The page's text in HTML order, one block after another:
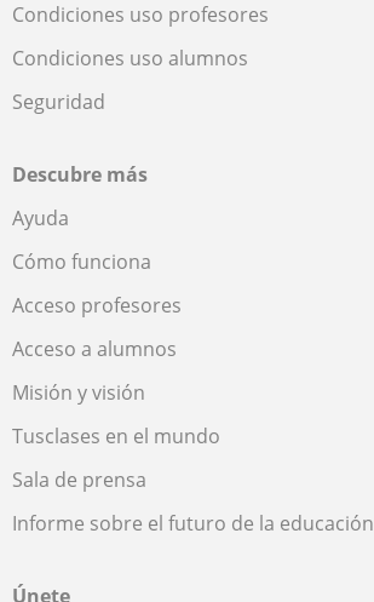
Condiciones uso profesores
Condiciones uso alumnos
Seguridad
Descubre más
Ayuda
Cómo funciona
Acceso profesores
Acceso a alumnos
Misión y visión
Tusclases en el mundo
Sala de prensa
Informe sobre el futuro de la educación
Únete